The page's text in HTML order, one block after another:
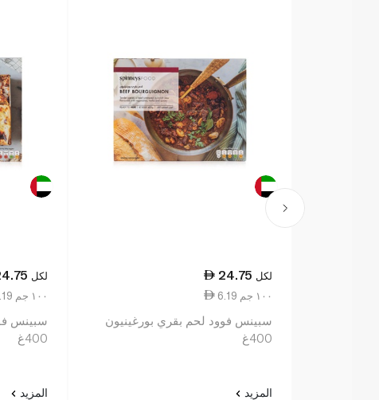
24.75 لكل
6.19 ١٠٠ جم
سبينس فوود لحم بقري بورغينيون
400غ
المزيد
لكل
6.19 ١٠٠ جم
سبينس
400غ
المزيد